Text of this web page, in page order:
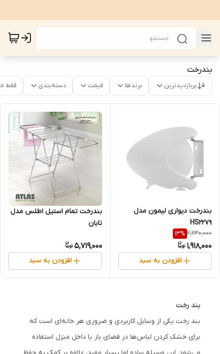
بندرخت
پربازدیدترین برندها قیمت دسته‌بندی فقط
بندرخت دیواری لیمون مدل
HS2279
2,230,000
13%
1,918,000
افزودن به سبد
بندرخت تمام استیل اطلس مدل
تابان
5,719,000
افزودن به سبد
بند رخت
بند رخت یکی از وسایل کاربردی و ضروری هر خانه‌ای است که
برای خشک کردن لباس‌ها در فضای باز یا داخل منزل استفاده